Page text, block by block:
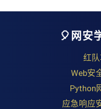
🎈网安
红
Web安
Python
应急响应